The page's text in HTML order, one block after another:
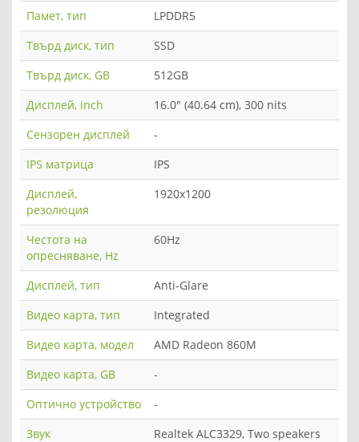
Памет, тип
LPDDR5
Твърд диск, тип
SSD
Твърд диск, GB
512GB
Дисплей, inch
16.0" (40.64 cm), 300 nits
Сензорен дисплей
-
IPS матрица
IPS
Дисплей,
резолюция
1920x1200
Честота на
опресняване, Hz
60Hz
Дисплей, тип
Anti-Glare
Видео карта, тип
Integrated
Видео карта, модел
AMD Radeon 860M
Видео карта, GB
-
Оптично устройство
-
Звук
Realtek ALC3329, Two speakers